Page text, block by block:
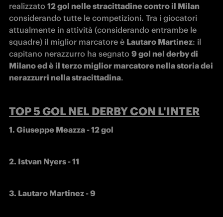
realizzato 12 gol nelle stracittadine contro il Milan
considerando tutte le competizioni. Tra i giocatori
attualmente in attività (considerando entrambe le
squadre) il miglior marcatore è Lautaro Martinez: il
capitano nerazzurro ha segnato 9 gol nel derby di
Milano ed è il terzo miglior marcatore nella storia dei
nerazzurri nella stracittadina.
TOP 5 GOL NEL DERBY CON L'INTER
1. Giuseppe Meazza - 12 gol
2. Istvan Nyers - 11
3. Lautaro Martinez - 9